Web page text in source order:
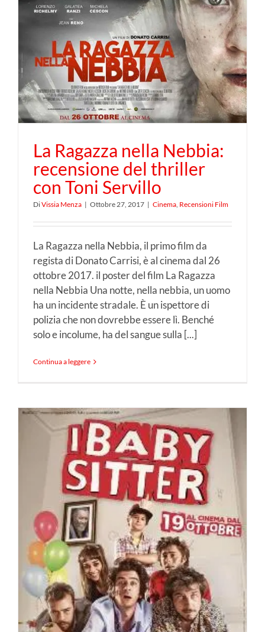
La Ragazza nella Nebbia:
recensione del thriller
con Toni Servillo
DiVissia Menza | Ottobre 27, 2017 | Cinema, Recensioni Film
La Ragazza nella Nebbia, il primo film da
regista di Donato Carrisi, è al cinema dal 26
ottobre 2017. il poster del film La Ragazza
nella Nebbia Una notte, nella nebbia, un uomo
ha un incidente stradale. È un ispettore di
polizia che non dovrebbe essere lì. Benché
solo e incolume, ha del sangue sulla [...]
Continua a leggere